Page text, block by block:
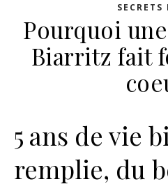
SECRETS
Pourquoi
Biarritz fait
5 ans de vie
remplie, du